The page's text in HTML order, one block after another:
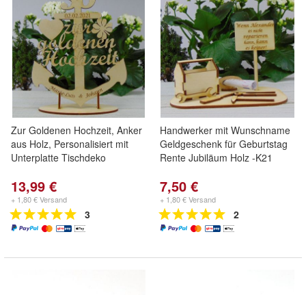
Zur Goldenen Hochzeit, Anker
aus Holz, Personalisiert mit
Unterplatte Tischdeko
13,99 €
+ 1,80 € Versand
3
Handwerker mit Wunschname
Geldgeschenk für Geburtstag
Rente Jubiläum Holz -K21
7,50 €
+ 1,80 € Versand
2